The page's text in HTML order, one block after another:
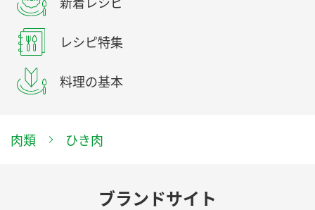
レシピ特集
料理の基本
肉類 ひき肉
ブランドサイト